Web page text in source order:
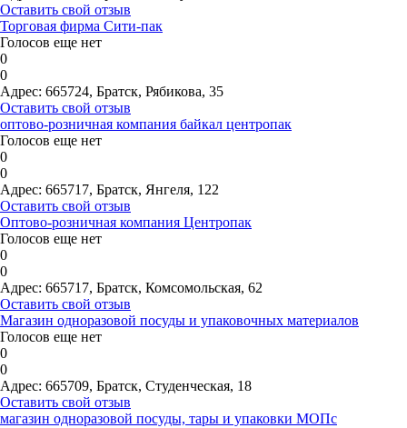
Оставить свой отзыв
Торговая фирма Сити-пак
Голосов еще нет
0
0
Адрес: 665724, Братск, Рябикова, 35
Оставить свой отзыв
оптово-розничная компания байкал центропак
Голосов еще нет
0
0
Адрес: 665717, Братск, Янгеля, 122
Оставить свой отзыв
Оптово-розничная компания Центропак
Голосов еще нет
0
0
Адрес: 665717, Братск, Комсомольская, 62
Оставить свой отзыв
Магазин одноразовой посуды и упаковочных материалов
Голосов еще нет
0
0
Адрес: 665709, Братск, Студенческая, 18
Оставить свой отзыв
магазин одноразовой посуды, тары и упаковки МОПс